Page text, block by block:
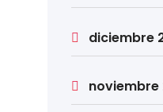
diciembre
noviembre